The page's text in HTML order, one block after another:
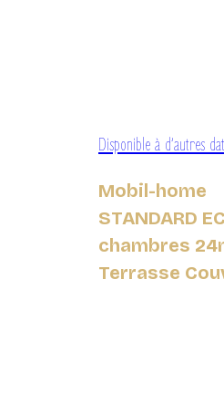
Disponible à d’autres
Mobil-home
STANDARD
chambres
Terrasse